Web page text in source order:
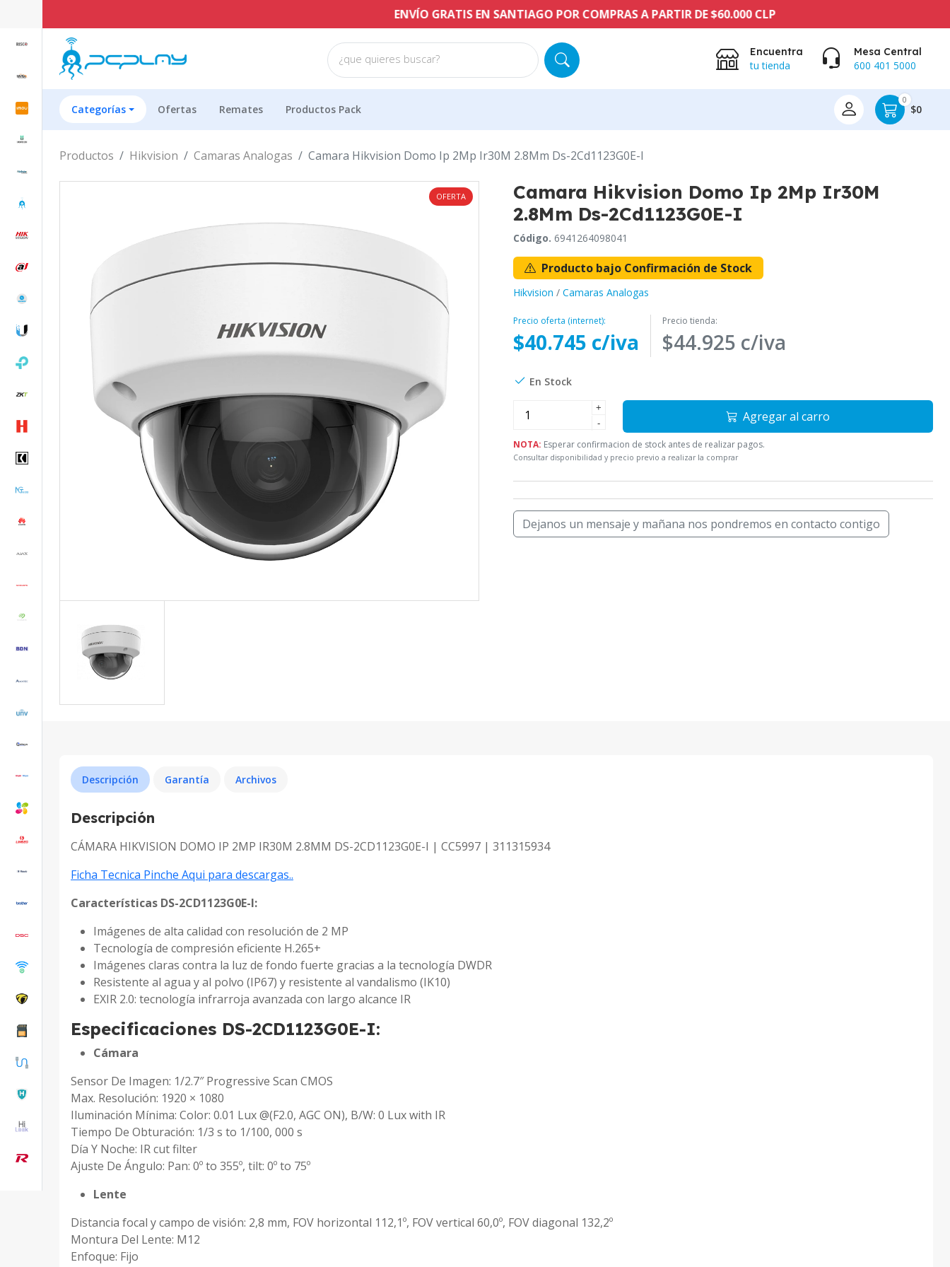
ENVÍO GRATIS EN SANTIAGO POR COMPRAS A PARTIR DE $60.000 CLP
¿que quieres buscar?
Encuentra
tu tienda
Mesa Central
600 401 5000
Categorías Ofertas Remates Productos Pack
0
$0
Productos Hikvision Camaras Analogas Camara Hikvision Domo Ip 2Mp Ir30M 2.8Mm Ds-2Cd1123G0E-I
OFERTA
Camara Hikvision Domo Ip 2Mp Ir30M
2.8Mm Ds-2Cd1123G0E-I
Código. 6941264098041
Producto bajo Confirmación de Stock
Hikvision / Camaras Analogas
Precio oferta (internet):
$40.745 c/iva
Precio tienda:
$44.925 c/iva
En Stock
+
-
Agregar al carro
NOTA: Esperar confirmacion de stock antes de realizar pagos.
Consultar disponibilidad y precio previo a realizar la comprar
Dejanos un mensaje y mañana nos pondremos en contacto contigo
Descripción Garantía Archivos
Descripción
CÁMARA HIKVISION DOMO IP 2MP IR30M 2.8MM DS-2CD1123G0E-I | CC5997 | 311315934
Ficha Tecnica Pinche Aqui para descargas..
Características DS-2CD1123G0E-I:
Imágenes de alta calidad con resolución de 2 MP
Tecnología de compresión eficiente H.265+
Imágenes claras contra la luz de fondo fuerte gracias a la tecnología DWDR
Resistente al agua y al polvo (IP67) y resistente al vandalismo (IK10)
EXIR 2.0: tecnología infrarroja avanzada con largo alcance IR
Especificaciones DS-2CD1123G0E-I:
Cámara
Sensor De Imagen: 1/2.7″ Progressive Scan CMOS
Max. Resolución: 1920 × 1080
Iluminación Mínima: Color: 0.01 Lux @(F2.0, AGC ON), B/W: 0 Lux with IR
Tiempo De Obturación: 1/3 s to 1/100, 000 s
Día Y Noche: IR cut filter
Ajuste De Ángulo: Pan: 0º to 355º, tilt: 0º to 75º
Lente
Distancia focal y campo de visión: 2,8 mm, FOV horizontal 112,1º, FOV vertical 60,0º, FOV diagonal 132,2º
Montura Del Lente: M12
Enfoque: Fijo